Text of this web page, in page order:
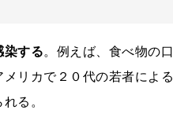
染する。例えば、食べ物の
リカで２０代の若者によ
る。